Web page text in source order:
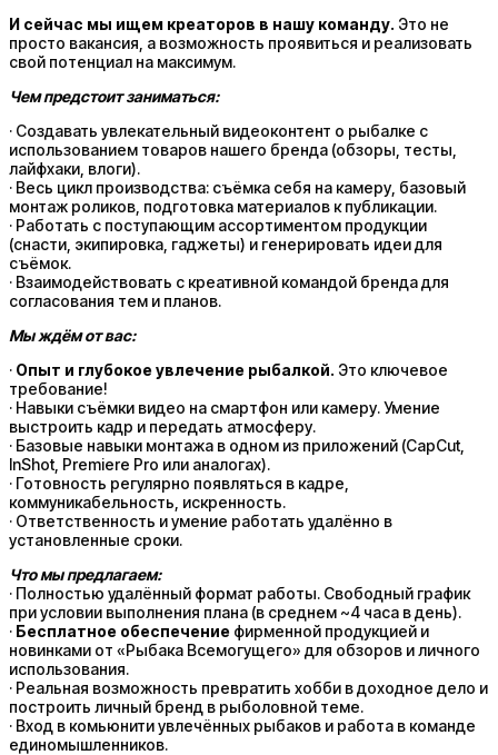
И сейчас мы ищем креаторов в нашу команду. Это не
просто вакансия, а возможность проявиться и реализовать
свой потенциал на максимум.
Чем предстоит заниматься:
· Создавать увлекательный видеоконтент о рыбалке с
использованием товаров нашего бренда (обзоры, тесты,
лайфхаки, влоги).
· Весь цикл производства: съёмка себя на камеру, базовый
монтаж роликов, подготовка материалов к публикации.
· Работать с поступающим ассортиментом продукции
(снасти, экипировка, гаджеты) и генерировать идеи для
съёмок.
· Взаимодействовать с креативной командой бренда для
согласования тем и планов.
Мы ждём от вас:
· Опыт и глубокое увлечение рыбалкой. Это ключевое
требование!
· Навыки съёмки видео на смартфон или камеру. Умение
выстроить кадр и передать атмосферу.
· Базовые навыки монтажа в одном из приложений (CapCut,
InShot, Premiere Pro или аналогах).
· Готовность регулярно появляться в кадре,
коммуникабельность, искренность.
· Ответственность и умение работать удалённо в
установленные сроки.
Что мы предлагаем:
· Полностью удалённый формат работы. Свободный график
при условии выполнения плана (в среднем ~4 часа в день).
· Бесплатное обеспечение фирменной продукцией и
новинками от «Рыбака Всемогущего» для обзоров и личного
использования.
· Реальная возможность превратить хобби в доходное дело и
построить личный бренд в рыболовной теме.
· Вход в комьюнити увлечённых рыбаков и работа в команде
единомышленников.